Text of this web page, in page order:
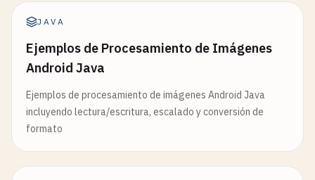
JAVA
Ejemplos de Procesamiento de Imágenes
Android Java
Ejemplos de procesamiento de imágenes Android Java
incluyendo lectura/escritura, escalado y conversión de
formato